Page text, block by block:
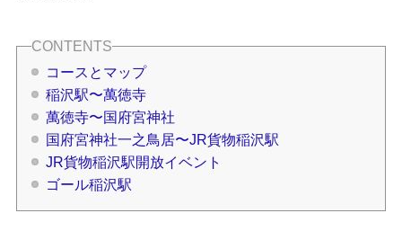
コースとマップ
稲沢駅〜萬徳寺
萬徳寺〜国府宮神社
国府宮神社一之鳥居〜JR貨物稲沢駅
JR貨物稲沢駅開放イベント
ゴール稲沢駅